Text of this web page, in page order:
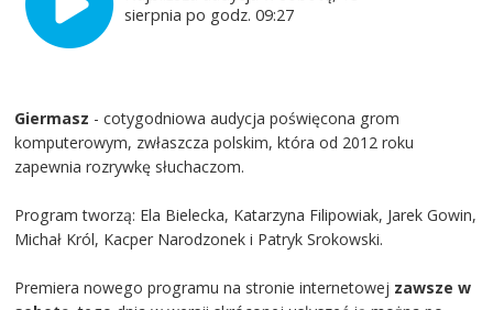
sierpnia po godz. 09:27
Giermasz - cotygodniowa audycja poświęcona grom
komputerowym, zwłaszcza polskim, która od 2012 roku
zapewnia rozrywkę słuchaczom.
Program tworzą: Ela Bielecka, Katarzyna Filipowiak, Jarek Gowin,
Michał Król, Kacper Narodzonek i Patryk Srokowski.
Premiera nowego programu na stronie internetowej zawsze w